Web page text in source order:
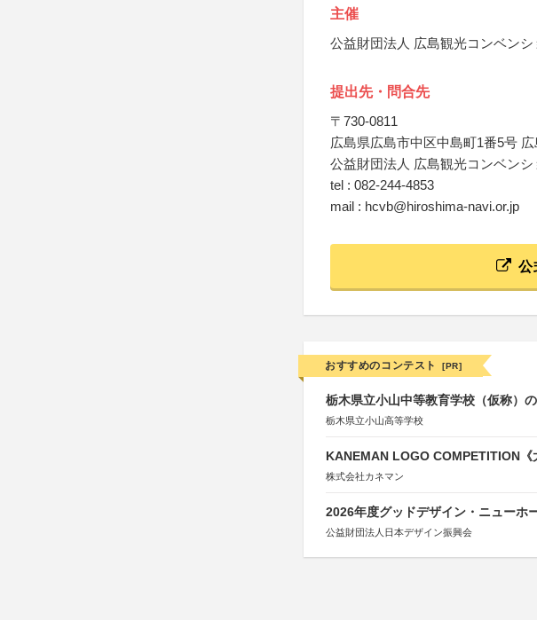
主催
公益財団法人 広島観光コンベン
提出先・問合先
〒730-0811
広島県広島市中区中島町1番5号
公益財団法人 広島観光コンベン
tel : 082-244-4853
mail : hcvb@hiroshima-navi.or.jp
公
おすすめのコンテスト [PR]
栃木県立小山中等教育学校（仮称）
栃木県立小山高等学校
KANEMAN LOGO COMPETITION《
株式会社カネマン
2026年度グッドデザイン・ニューホ
公益財団法人日本デザイン振興会